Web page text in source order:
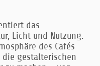
das
Licht und Nutzung.
des Cafés
gestalterischen